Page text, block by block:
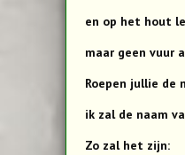
en op het hout
maar geen vuur
Roepen jullie de
ik zal de naam
Zo zal het zijn: